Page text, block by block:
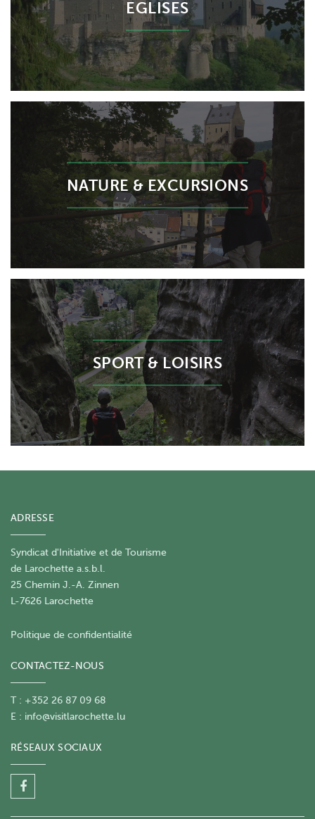
EGLISES
NATURE & EXCURSIONS
SPORT & LOISIRS
ADRESSE
Syndicat d'Initiative et de Tourisme
de Larochette a.s.b.l.
25 Chemin J.-A. Zinnen
L-7626 Larochette
Politique de confidentialité
CONTACTEZ-NOUS
T : +352 26 87 09 68
E : info@visitlarochette.lu
RÉSEAUX SOCIAUX